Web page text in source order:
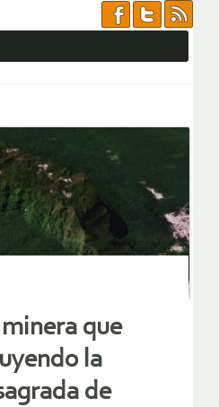
que
la
de